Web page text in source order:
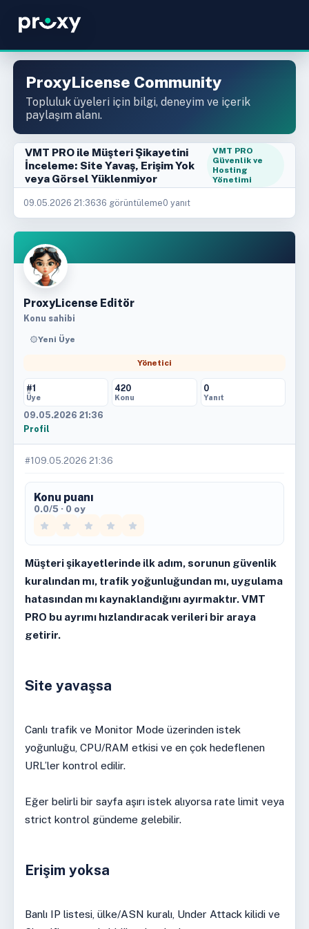
ProxyLicense Community
Topluluk üyeleri için bilgi, deneyim ve içerik
paylaşım alanı.
VMT PRO ile Müşteri Şikayetini
İnceleme: Site Yavaş, Erişim Yok
veya Görsel Yüklenmiyor
VMT PRO
Güvenlik ve
Hosting
Yönetimi
09.05.2026 21:3636 görüntüleme0 yanıt
ProxyLicense Editör
Konu sahibi
Yeni Üye
Yönetici
#1
Üye
420
Konu
0
Yanıt
09.05.2026 21:36
Profil
#1 09.05.2026 21:36
Konu puanı
0.0/5 · 0 oy
Müşteri şikayetlerinde ilk adım, sorunun güvenlik
kuralından mı, trafik yoğunluğundan mı, uygulama
hatasından mı kaynaklandığını ayırmaktır. VMT
PRO bu ayrımı hızlandıracak verileri bir araya
getirir.
Site yavaşsa
Canlı trafik ve Monitor Mode üzerinden istek
yoğunluğu, CPU/RAM etkisi ve en çok hedeflenen
URL’ler kontrol edilir.
Eğer belirli bir sayfa aşırı istek alıyorsa rate limit veya
strict kontrol gündeme gelebilir.
Erişim yoksa
Banlı IP listesi, ülke/ASN kuralı, Under Attack kilidi ve